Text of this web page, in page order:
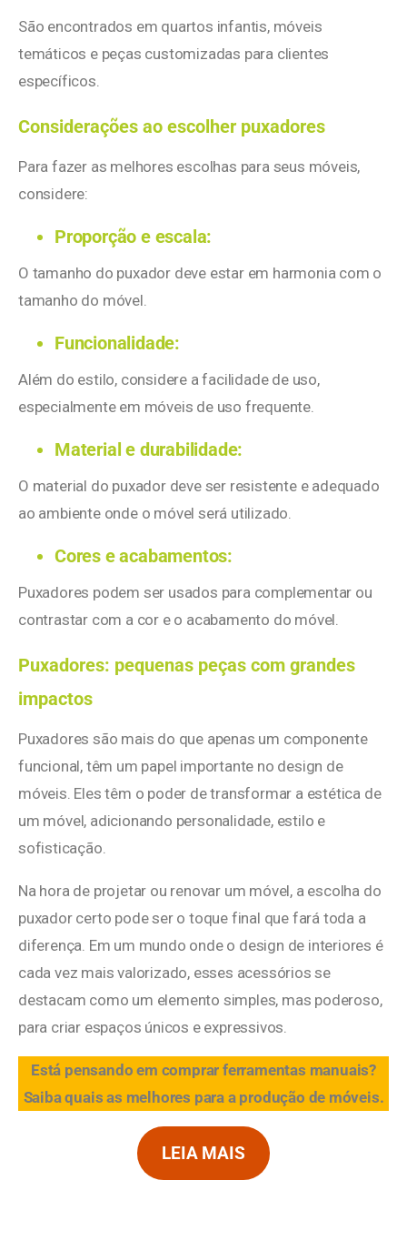
São encontrados em quartos infantis, móveis
temáticos e peças customizadas para clientes
específicos.
Considerações ao escolher puxadores
Para fazer as melhores escolhas para seus móveis,
considere:
Proporção e escala:
O tamanho do puxador deve estar em harmonia com o
tamanho do móvel.
Funcionalidade:
Além do estilo, considere a facilidade de uso,
especialmente em móveis de uso frequente.
Material e durabilidade:
O material do puxador deve ser resistente e adequado
ao ambiente onde o móvel será utilizado.
Cores e acabamentos:
Puxadores podem ser usados para complementar ou
contrastar com a cor e o acabamento do móvel.
Puxadores: pequenas peças com grandes
impactos
Puxadores são mais do que apenas um componente
funcional, têm um papel importante no design de
móveis. Eles têm o poder de transformar a estética de
um móvel, adicionando personalidade, estilo e
sofisticação.
Na hora de projetar ou renovar um móvel, a escolha do
puxador certo pode ser o toque final que fará toda a
diferença. Em um mundo onde o design de interiores é
cada vez mais valorizado, esses acessórios se
destacam como um elemento simples, mas poderoso,
para criar espaços únicos e expressivos.
Está pensando em comprar ferramentas manuais?
Saiba quais as melhores para a produção de móveis.
LEIA MAIS